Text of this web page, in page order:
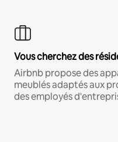
Vous cherchez des
Airbnb propose des
meublés adaptés aux
des employés